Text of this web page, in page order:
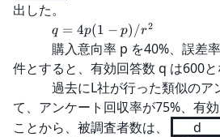
出した。
q = 4p(1 − p) /r2
購入意向率 p を40%、誤差率
件とすると、有効回答数 q は600と
過去にL社が行った類似のア
て、アンケート回収率が75%、有
ことから、被調査者数は、
d